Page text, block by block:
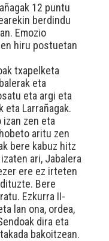
12 puntu
berdindu
Emozio
hiru postuetan
txapelketa
eta
eta argi eta
eta Larrañagak.
izan zen eta
aritu zen
bere kabuz hitz
ari, Jabalera
ere ez irteten
Bere
Ezkurra II-
lan ona, ordea,
dira eta
bakoitzean.